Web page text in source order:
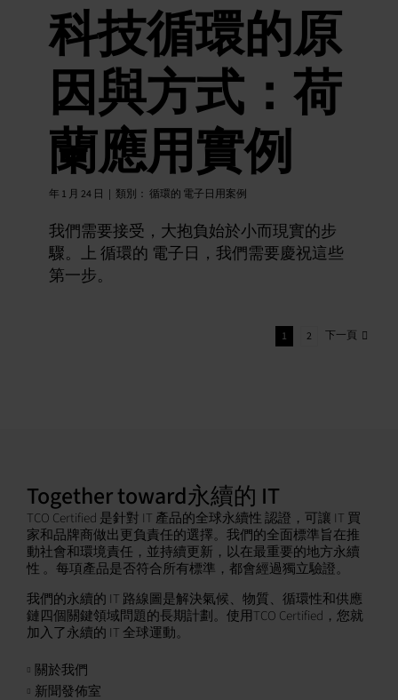
科技循環的原
因與方式：荷
蘭應用實例
年 1 月 24 日 | 類別： 循環的 電子日用案例
我們需要接受，大抱負始於小而現實的步
驟。上 循環的 電子日，我們需要慶祝這些
第一步。
1 2 下一頁
Together toward永續的 IT
TCO Certified 是針對 IT 產品的全球永續性 認證，可讓 IT 買
家和品牌商做出更負責任的選擇。我們的全面標準旨在推
動社會和環境責任，並持續更新，以在最重要的地方永續
性 。每項產品是否符合所有標準，都會經過獨立驗證。
我們的永續的 IT 路線圖是解決氣候、物質、循環性和供應
鏈四個關鍵領域問題的長期計劃。使用TCO Certified，您就
加入了永續的 IT 全球運動。
關於我們
新聞發佈室